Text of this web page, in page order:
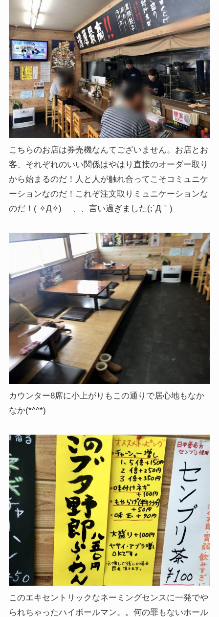
こちらのお店は券売機なんてございません。お店とお
客、それぞれのいい関係はやはり直接のオーダー取り
から始まるのだ！人と人が触れ合ってこそコミュニケ
ーションなのだ！これぞ注文取りミュニケーションな
のだ！( ✧Д✧) 、、言い過ぎました(;´Д｀)
カウンター8席に小上がりもこの通りで居心地もなか
なか(*^^*)
このエキセントリックなネーミングセンスに一発でや
られちゃったハイボールマン。。何の罪もないホール